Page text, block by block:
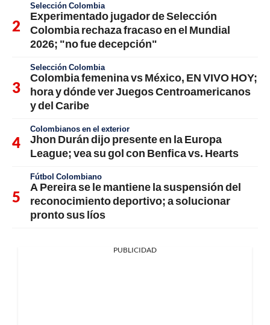
Selección Colombia
Experimentado jugador de Selección
Colombia rechaza fracaso en el Mundial
2026; "no fue decepción"
Selección Colombia
Colombia femenina vs México, EN VIVO HOY;
hora y dónde ver Juegos Centroamericanos
y del Caribe
Colombianos en el exterior
Jhon Durán dijo presente en la Europa
League; vea su gol con Benfica vs. Hearts
Fútbol Colombiano
A Pereira se le mantiene la suspensión del
reconocimiento deportivo; a solucionar
pronto sus líos
PUBLICIDAD